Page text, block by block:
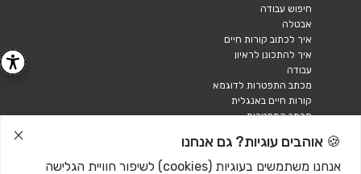
חיפוש עבודה
אבטלה
איך לכתוב קורות חיים
איך להתכונן לראיון
עבודה
מכתב התפטרות לדוגמא
קורות חיים באנגלית
מכתב התפטרות
🍪 אוהבים עוגיות? גם אנחנו
אנחנו משתמשים בעוגיות (cookies) לשיפור חוויית הגלישה